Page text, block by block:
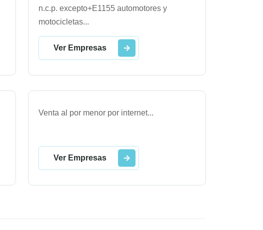
n.c.p. excepto+E1155 automotores y
motocicletas...
Ver Empresas
Venta al por menor por internet...
Ver Empresas